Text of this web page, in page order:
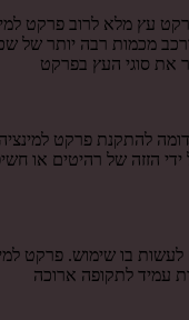
מלא לרוב פרקט
מכמות רבה יותר של
את סוגי העץ בפרקט
להתקנת פרקט
הזזה של רהיטים או
בו שימוש. פרקט
עמיד לתקופה ארוכה